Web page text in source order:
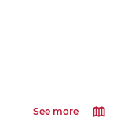
See more